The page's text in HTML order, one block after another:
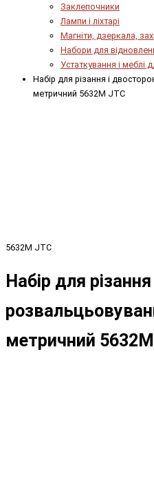
Заклепочники
Лампи і ліхтарі
Магніти, дзеркала,
Набори для
Устаткування і меблі
Набір для різання і
метричний 5632M JTC
5632M JTC
Набір для
метричний